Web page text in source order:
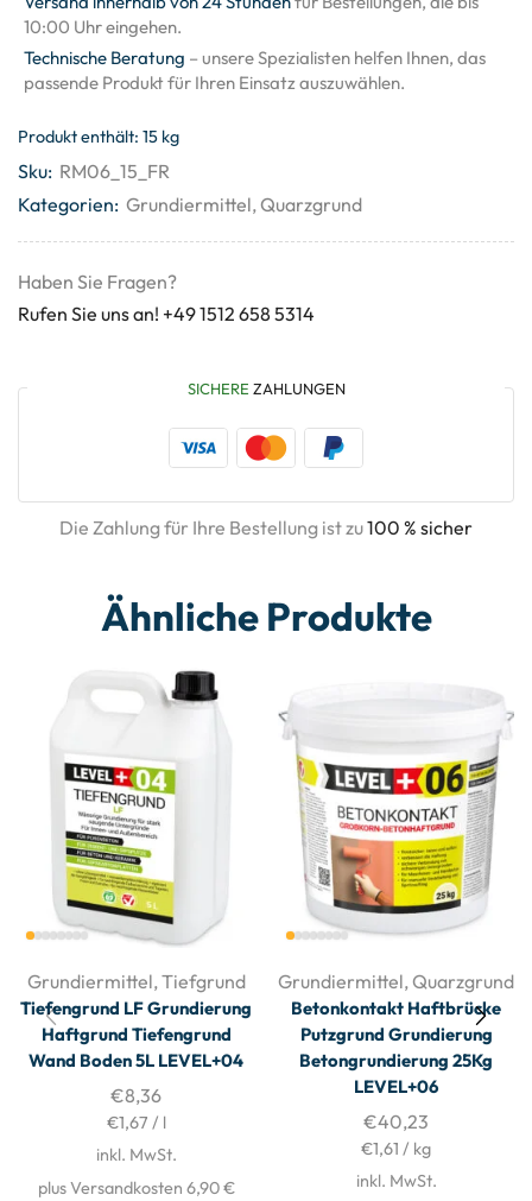
10:00 Uhr eingehen.
Technische Beratung – unsere Spezialisten helfen Ihnen, das
passende Produkt für Ihren Einsatz auszuwählen.
Produkt enthält: 15 kg
Sku: RM06_15_FR
Kategorien: Grundiermittel,Quarzgrund
Haben Sie Fragen?
Rufen Sie uns an! +49 1512 658 5314
SICHERE ZAHLUNGEN
Die Zahlung für Ihre Bestellung ist zu100 % sicher
Ähnliche Produkte
Grundiermittel, Tiefgrund
Tiefengrund LF Grundierung
Haftgrund Tiefengrund
Wand Boden 5L LEVEL+04
€8,36
€1,67 / l
inkl. MwSt.
plus Versandkosten 6,90 €
Grundiermittel, Quarzgrund
Betonkontakt Haftbrücke
Putzgrund Grundierung
Betongrundierung 25Kg
LEVEL+06
€40,23
€1,61 / kg
inkl. MwSt.